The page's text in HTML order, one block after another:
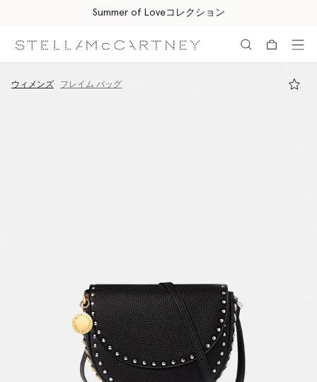
Summer of Loveコレクション
ウィメンズ フレイム バッグ